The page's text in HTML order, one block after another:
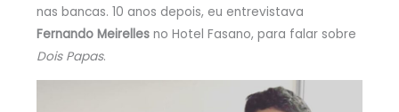
nas bancas. 10 anos depois, eu entrevistava
Fernando Meirellesno Hotel Fasano, para falar sobre
Dois Papas.